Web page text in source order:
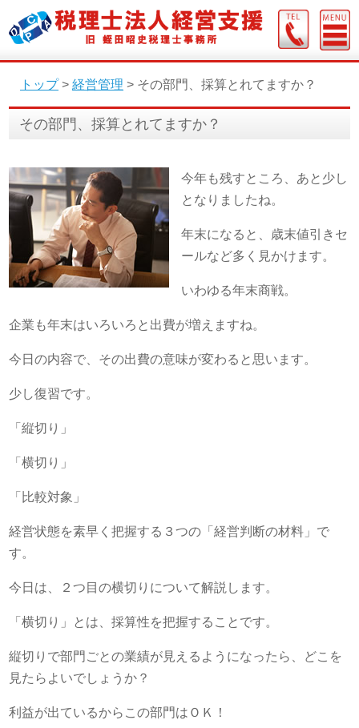
トップ> 経営管理 > その部門、採算とれてますか？
その部門、採算とれてますか？
今年も残すところ、あと少し
となりましたね。
年末になると、歳末値引きセ
ールなど多く見かけます。
いわゆる年末商戦。
企業も年末はいろいろと出費が増えますね。
今日の内容で、その出費の意味が変わると思います。
少し復習です。
「縦切り」
「横切り」
「比較対象」
経営状態を素早く把握する３つの「経営判断の材料」で
す。
今日は、２つ目の横切りについて解説します。
「横切り」とは、採算性を把握することです。
縦切りで部門ごとの業績が見えるようになったら、どこを
見たらよいでしょうか？
利益が出ているからこの部門はＯＫ！